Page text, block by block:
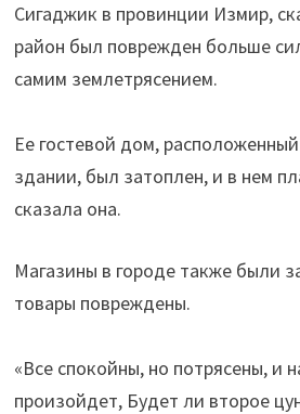
Сигаджик в провинции Измир,
район был поврежден больше
самим землетрясением.
Ее гостевой дом,
здании, был затоплен, и в нем
сказала она.
Магазины в городе также были
товары повреждены.
«Все спокойны, но потрясены, и
произойдет, Будет ли второе